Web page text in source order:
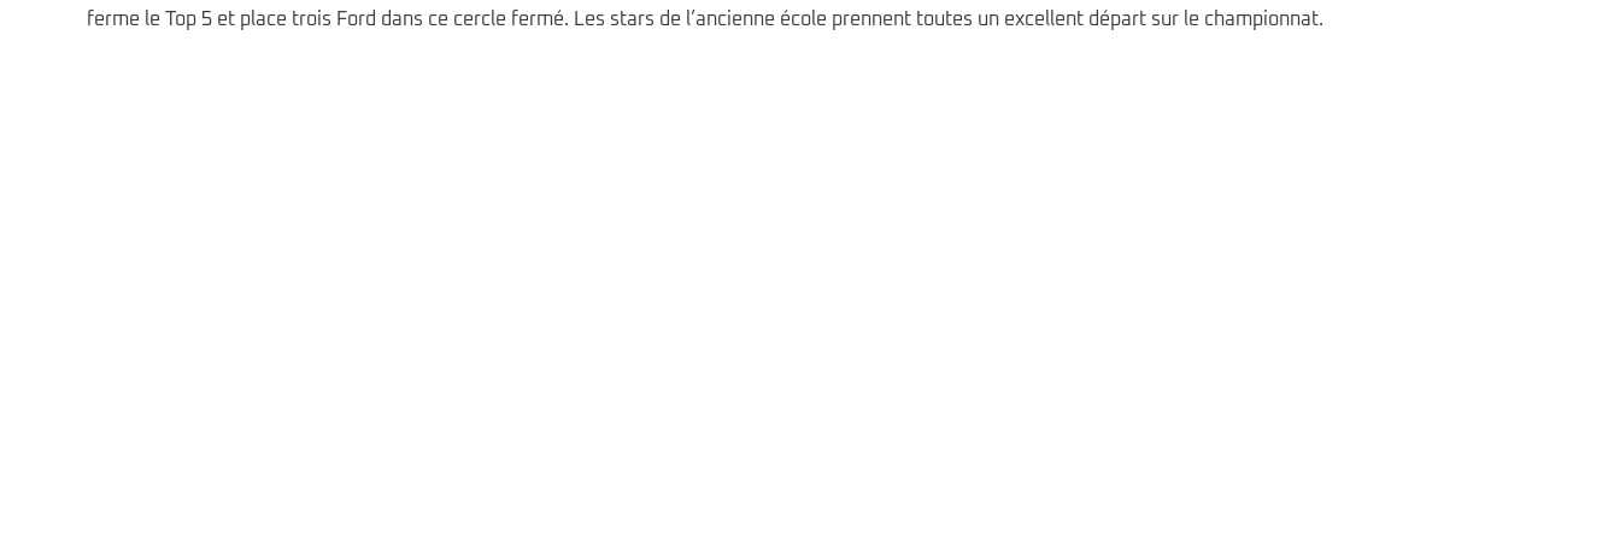
ferme le Top 5 et place trois Ford dans ce cercle fermé. Les stars de l’ancienne école prennent toutes un excellent départ sur le championnat.